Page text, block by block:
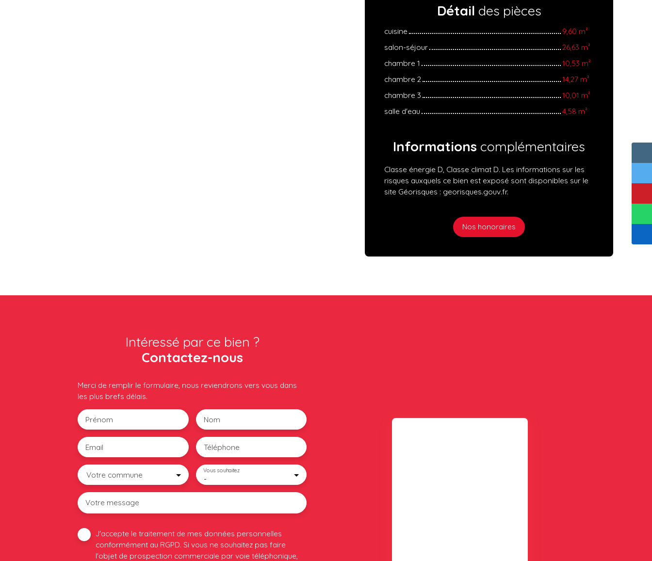
Détail des pièces
cuisine
9,60 m²
salon-séjour
26,63 m²
chambre 1
10,53 m²
chambre 2
14,27 m²
chambre 3
10,01 m²
salle d'eau
4,58 m²
Informations complémentaires
Classe énergie D, Classe climat D. Les informations sur les
risques auxquels ce bien est exposé sont disponibles sur le
site Géorisques : georisques.gouv.fr.
Nos honoraires
Intéressé par ce bien ?
Contactez-nous
Merci de remplir le formulaire, nous reviendrons vers vous dans
les plus brefs délais.
Prénom Nom
Email Téléphone
Votre commune -
Vous souhaitez
Votre message
J'accepte le traitement de mes données personnelles
conformément au RGPD. Si vous ne souhaitez pas faire
l'objet de prospection commerciale par voie téléphonique,